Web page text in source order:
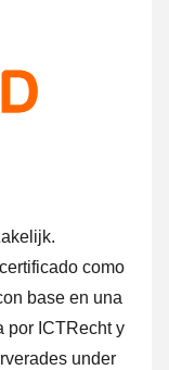
como
base en una
por ICTRecht y
under